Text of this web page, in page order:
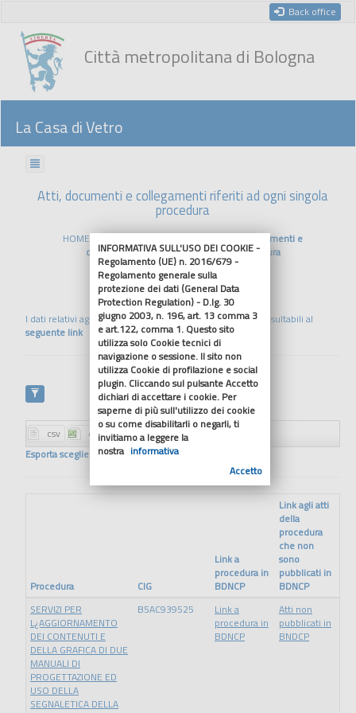
Back office
Città metropolitana di Bologna
La Casa di Vetro
Atti, documenti e collegamenti riferiti ad ogni singola
procedura
HOME Bandi di gara e contratti
Atti, documenti e
collegamenti riferiti ad ogni singola procedura
Riferimenti normativi
I dati relativi agli affidamenti sino al 30/04/2024 sono consultabili al
seguente link
Esporta scegliendo il formato
Procedura CIG
Link a
procedura in
BDNCP
Link agli atti
della
procedura
che non
sono
pubblicati in
BDNCP
SERVIZI PER
L¿AGGIORNAMENTO
DEI CONTENUTI E
DELLA GRAFICA DI DUE
MANUALI DI
PROGETTAZIONE ED
USO DELLA
SEGNALETICA DELLA
B5AC939525
Link a
procedura in
BDNCP
Atti non
pubblicati in
BNDCP
INFORMATIVA SULL'USO DEI COOKIE -
Regolamento (UE) n. 2016/679 -
Regolamento generale sulla
protezione dei dati (General Data
Protection Regulation) - D.lg. 30
giugno 2003, n. 196, art. 13 comma 3
e art.122, comma 1. Questo sito
utilizza solo Cookie tecnici di
navigazione o sessione. Il sito non
utilizza Cookie di profilazione e social
plugin. Cliccando sul pulsante Accetto
dichiari di accettare i cookie. Per
saperne di più sull'utilizzo dei cookie
o su come disabilitarli o negarli, ti
invitiamo a leggere la
nostra informativa
Accetto